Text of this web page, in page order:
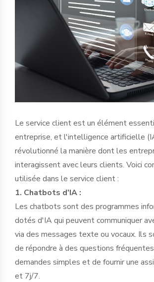
Le service client est un élément
entreprise, et l'intelligence artificielle
révolutionné la manière dont les
interagissent avec leurs clients. Voici
utilisée dans le service client :
1. Chatbots d'IA :
Les chatbots sont des programmes
dotés d'IA qui peuvent communiquer
via des messages texte ou vocaux. Ils
de répondre à des questions
demandes simples et de fournir une
et 7j/7.